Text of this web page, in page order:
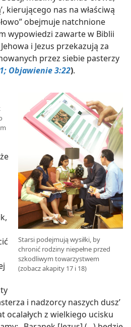
kierującego nas na właściwą
obejmuje natchnione
wypowiedzi zawarte w Biblii
i Jezus przekazują za
przez siebie pasterzy
Objawienie 3:22).
Starsi podejmują wysiłki, by
chronić rodziny niepełne przed
szkodliwym towarzystwem
(zobacz akapity 17 i 18)
i nadzorcy naszych dusz’
ocalałych z wielkiego ucisku